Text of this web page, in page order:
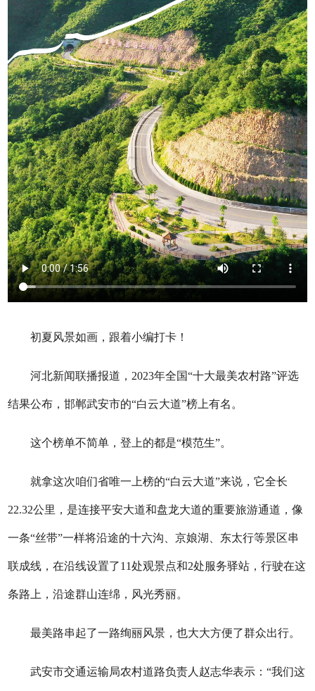
初夏风景如画，跟着小编打卡！
河北新闻联播报道，2023年全国“十大最美农村路”评选
结果公布，邯郸武安市的“白云大道”榜上有名。
这个榜单不简单，登上的都是“模范生”。
就拿这次咱们省唯一上榜的“白云大道”来说，它全长
22.32公里，是连接平安大道和盘龙大道的重要旅游通道，像
一条“丝带”一样将沿途的十六沟、京娘湖、东太行等景区串
联成线，在沿线设置了11处观景点和2处服务驿站，行驶在这
条路上，沿途群山连绵，风光秀丽。
最美路串起了一路绚丽风景，也大大方便了群众出行。
武安市交通运输局农村道路负责人赵志华表示：“我们这